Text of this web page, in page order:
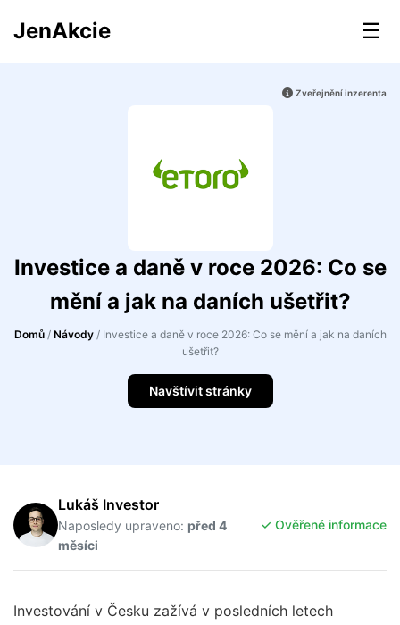
JenAkcie ☰
Zveřejnění inzerenta
Investice a daně v roce 2026: Co se
mění a jak na daních ušetřit?
Domů/ Návody/ Investice a daně v roce 2026: Co se mění a jak na daních
ušetřit?
Navštívit stránky
Lukáš Investor
Naposledy upraveno: před 4
měsíci
✓ Ověřené informace
Investování v Česku zažívá v posledních letech